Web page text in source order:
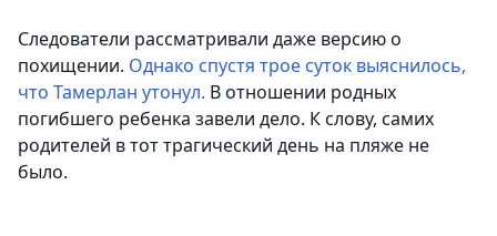
Следователи рассматривали даже версию о
похищении. Однако спустя трое суток выяснилось,
что Тамерлан утонул. В отношении родных
погибшего ребенка завели дело. К слову, самих
родителей в тот трагический день на пляже не
было.